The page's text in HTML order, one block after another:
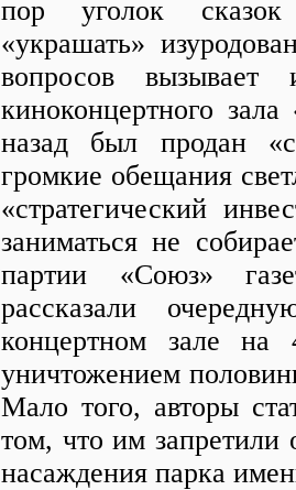
пор уголок
«украшать»
вопросов вызывает
киноконцертного
назад был продан
громкие обещания
«стратегический
заниматься не
партии «Союз»
рассказали
концертном зале
уничтожением
Мало того, авторы
том, что им запретили
насаждения парка